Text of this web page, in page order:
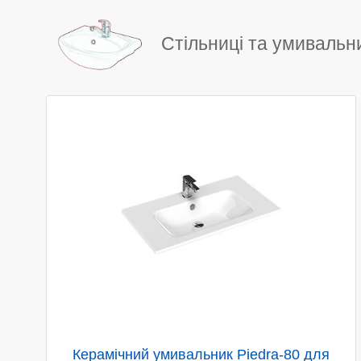
Стільниці та
Керамічний умивальник Piedra-80 для